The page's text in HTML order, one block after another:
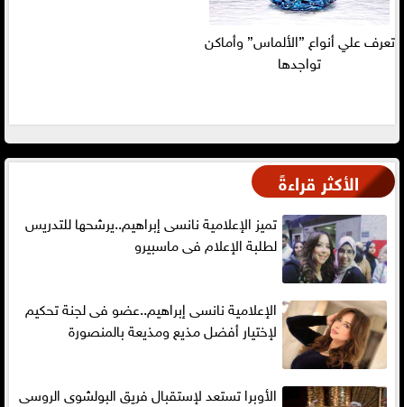
تعرف علي أنواع ”الألماس” وأماكن
تواجدها
الأكثر قراءةً
تميز الإعلامية نانسى إبراهيم..يرشحها للتدريس
لطلبة الإعلام فى ماسبيرو
الإعلامية نانسى إبراهيم..عضو فى لجنة تحكيم
لإختيار أفضل مذيع ومذيعة بالمنصورة
الأوبرا تستعد لإستقبال فريق البولشوى الروسى